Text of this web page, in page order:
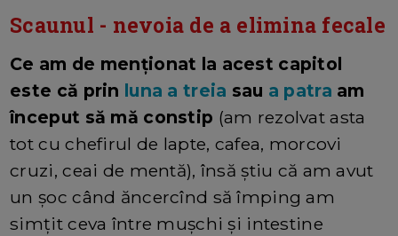
Scaunul - nevoia de a elimina fecale
Ce am de menționat la acest capitol
este că prin luna a treia sau a patra am
început să mă constip (am rezolvat asta
tot cu chefirul de lapte, cafea, morcovi
cruzi, ceai de mentă), însă știu că am avut
un șoc când ăncercînd să împing am
simțit ceva între mușchi și intestine